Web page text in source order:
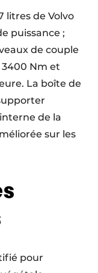
litres de Volvo
puissance ;
de couple
Nm et
La boîte de
de la
sur les
pour